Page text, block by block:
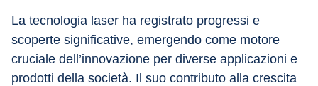
La tecnologia laser ha registrato progressi e
scoperte significative, emergendo come motore
cruciale dell’innovazione per diverse applicazioni e
prodotti della società. Il suo contributo alla crescita